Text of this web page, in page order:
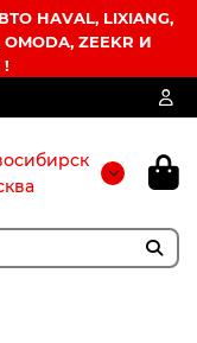
HAVAL, LIXIANG,
OMODA, ZEEKR И